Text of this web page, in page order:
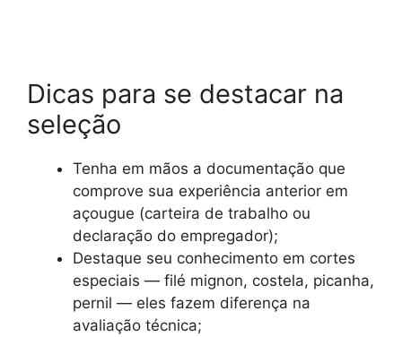
Dicas para se destacar na
seleção
Tenha em mãos a documentação que
comprove sua experiência anterior em
açougue (carteira de trabalho ou
declaração do empregador);
Destaque seu conhecimento em cortes
especiais — filé mignon, costela, picanha,
pernil — eles fazem diferença na
avaliação técnica;